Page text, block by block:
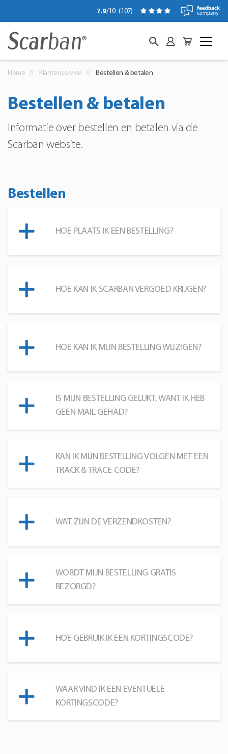
7.9/10 (107)
Home Klantenservice Bestellen & betalen
Bestellen & betalen
Informatie over bestellen en betalen via de
Scarban website.
Bestellen
HOE PLAATS IK EEN BESTELLING?
HOE KAN IK SCARBAN VERGOED KRIJGEN?
HOE KAN IK MIJN BESTELLING WIJZIGEN?
IS MIJN BESTELLING GELUKT, WANT IK HEB
GEEN MAIL GEHAD?
KAN IK MIJN BESTELLING VOLGEN MET EEN
TRACK & TRACE CODE?
WAT ZIJN DE VERZENDKOSTEN?
WORDT MIJN BESTELLING GRATIS
BEZORGD?
HOE GEBRUIK IK EEN KORTINGSCODE?
WAAR VIND IK EEN EVENTUELE
KORTINGSCODE?